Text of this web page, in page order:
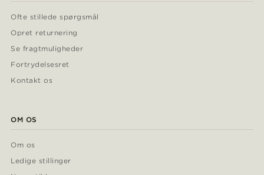
Ofte stillede spørgsmål
Opret returnering
Se fragtmuligheder
Fortrydelsesret
Kontakt os
OM OS
Om os
Ledige stillinger